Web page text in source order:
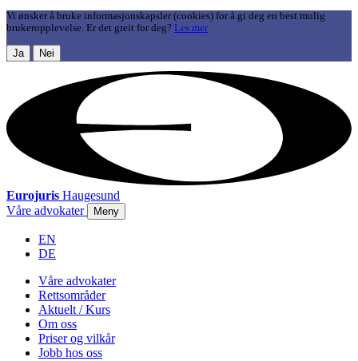
Vi ønsker å bruke informasjonskapsler (cookies) for å gi deg en best mulig
brukeropplevelse. Er det greit for deg? Les mer
Ja Nei
Eurojuris Haugesund
Våre advokater
Meny
EN
DE
Våre advokater
Rettsområder
Aktuelt / Kurs
Om oss
Priser og vilkår
Jobb hos oss